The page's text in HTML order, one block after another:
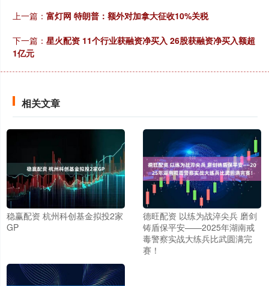
上一篇： 富灯网 特朗普：额外对加拿大征收10%关税
下一篇： 星火配资 11个行业获融资净买入 26股获融资净买入额超
1亿元
相关文章
稳赢配资 杭州科创基金拟投2家
GP
德旺配资 以练为战淬尖兵 磨剑
铸盾保平安——2025年湖南戒
毒警察实战大练兵比武圆满完
赛！